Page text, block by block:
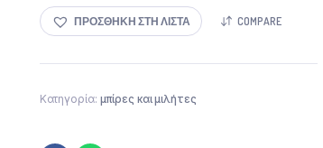
Φιάλη
500ml ΠΡΟΣΘΉΚΗ ΣΤΗ ΛΊΣΤΑ COMPARE
Κατηγορία: μπίρες και μιλήτες